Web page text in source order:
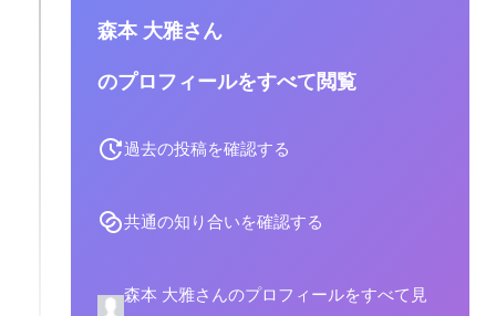
森本 大雅さん
のプロフィールをすべて閲覧
過去の投稿を確認する
共通の知り合いを確認する
森本 大雅さんのプロフィールをすべて見